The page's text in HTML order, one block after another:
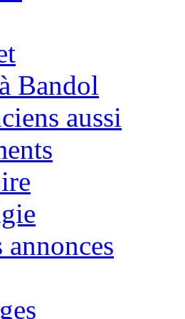
Bandol
aussi
annonces